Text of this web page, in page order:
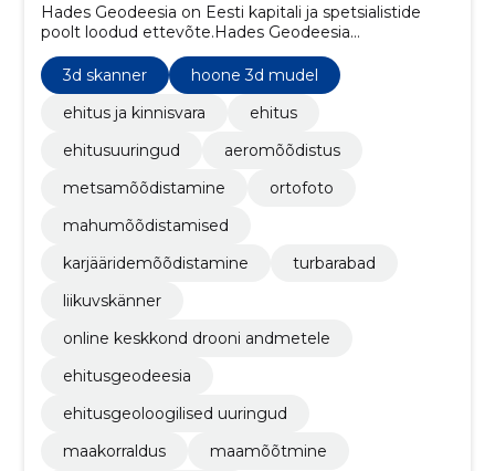
Hades Geodeesia on Eesti kapitali ja spetsialistide
poolt loodud ettevõte.Hades Geodeesia
põhitegevuseks on ruumiandetel põhineva
informatsiooni kogumine, töötlemine ja edastamine
kinnisvara elukaarel tegutsevatele klientidele.
3d skanner
hoone 3d mudel
ehitus ja kinnisvara
ehitus
ehitusuuringud
aeromõõdistus
metsamõõdistamine
ortofoto
mahumõõdistamised
karjääridemõõdistamine
turbarabad
liikuvskänner
online keskkond drooni andmetele
ehitusgeodeesia
ehitusgeoloogilised uuringud
maakorraldus
maamõõtmine